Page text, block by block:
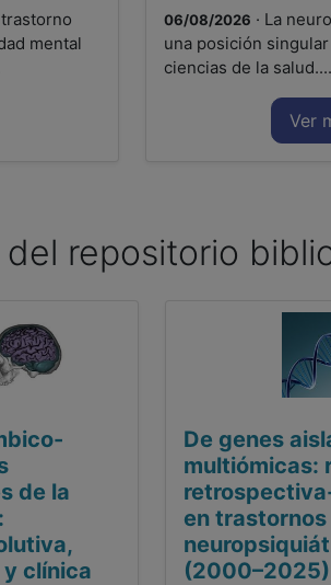
mental
06/08/2026 · La
una posición
ciencias de la salud....
Ver
repositorio
de la
clínica
De genes
multiómicas:
en trastornos
(2000–2025)